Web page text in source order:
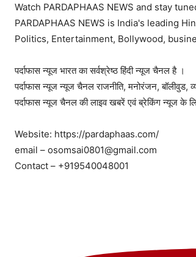
Watch PARDAPHAAS NEWS and stay
PARDAPHAAS NEWS is India's leading
Politics, Entertainment, Bollywood,
पर्दाफास न्यूज भारत का सर्वश्रेष्ठ हिंदी न्‍यूज चैनल है ।
पर्दाफास न्यूज न्‍यूज चैनल राजनीति, मनोरंजन, बॉलीवुड,
पर्दाफास न्यूज चैनल की लाइव खबरें एवं ब्रेकिंग न्यूज के
Website: https://pardaphaas.com/
email – osomsai0801@gmail.com
Contact – +919540048001